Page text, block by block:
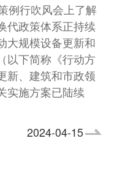
例行吹风会上了解
代政策体系正持续
大规模设备更新和
以下简称《行动方
新、建筑和市政领
实施方案已陆续
2024-04-15